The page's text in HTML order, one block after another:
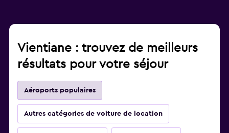
Vientiane : trouvez de meilleurs
résultats pour votre séjour
Aéroports populaires
Autres catégories de voiture de location